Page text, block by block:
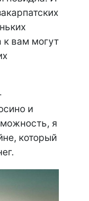
к вам могут
и
я
который